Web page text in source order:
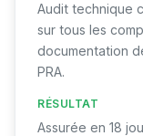
Audit technique
sur tous les
documentation
PRA.
RÉSULTAT
Assurée en 18